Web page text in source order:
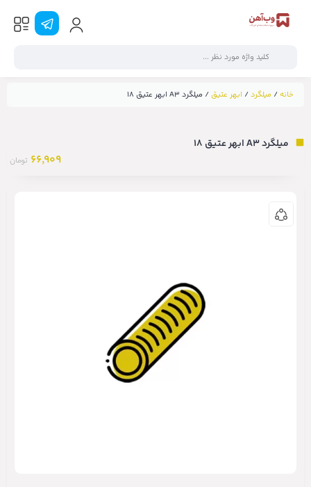
خانه / میلگرد/ ابهر عتیق/ میلگرد A3 ابهر عتیق ۱۸
میلگرد A3 ابهر عتیق ۱۸
66,909 تومان